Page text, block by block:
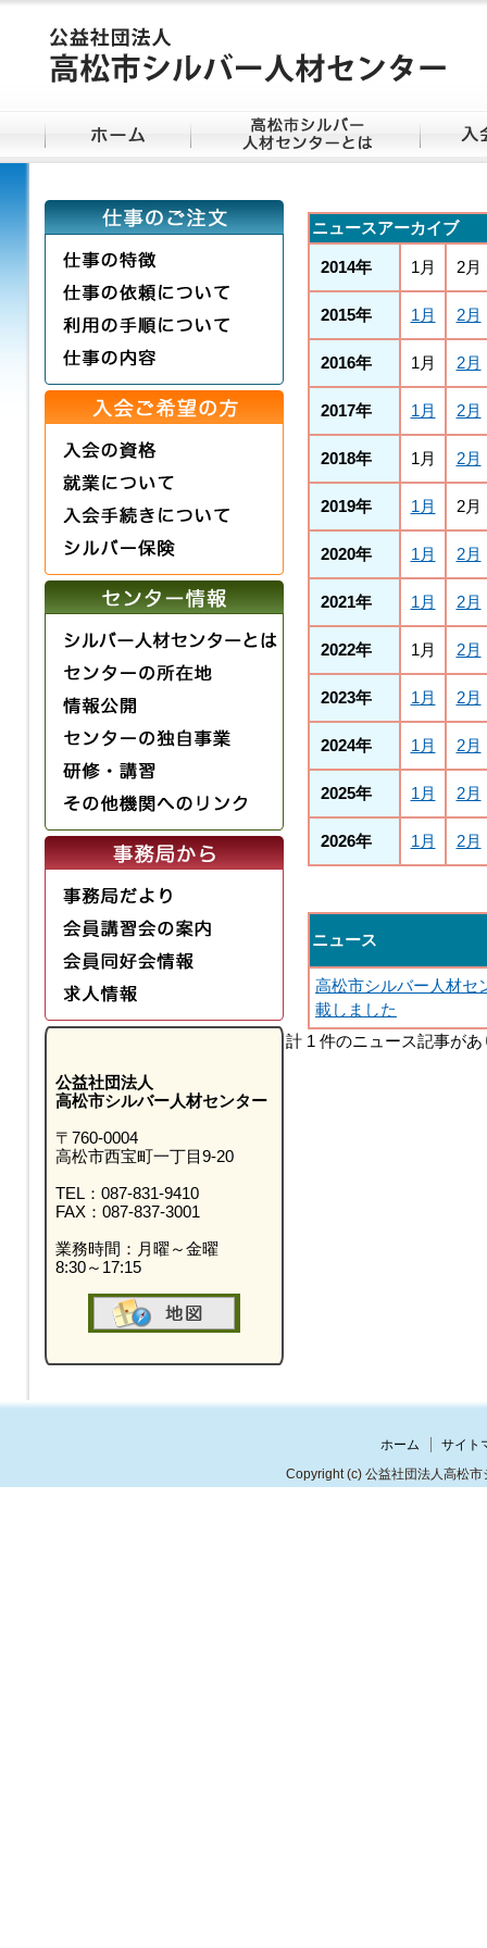
公益社団法人
高松市シルバー人材センター
〒760-0004
高松市西宝町一丁目9-20
TEL：087-831-9410
FAX：087-837-3001
業務時間：月曜～金曜
8:30～17:15
ニュースアーカイブ
2014年 1月 2月
2015年 1月 2月
2016年 1月 2月
2017年 1月 2月
2018年 1月 2月
2019年 1月 2月
2020年 1月 2月
2021年 1月 2月
2022年 1月 2月
2023年 1月 2月
2024年 1月 2月
2025年 1月 2月
2026年 1月 2月
ニュース
高松市シルバー人材セ
載しました
計 1 件のニュース記事があ
ホーム
サイト
Copyright(c) 公益社団法人高松市